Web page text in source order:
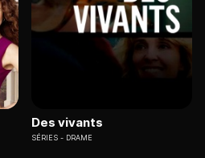
Des vivants
SÉRIES DRAME